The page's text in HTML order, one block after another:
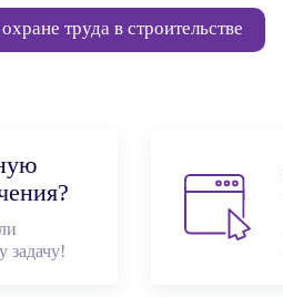
труда в строительстве
задачу!